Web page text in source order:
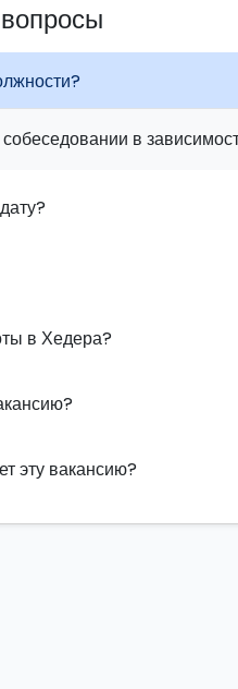
в
в Хедера?
эту вакансию?